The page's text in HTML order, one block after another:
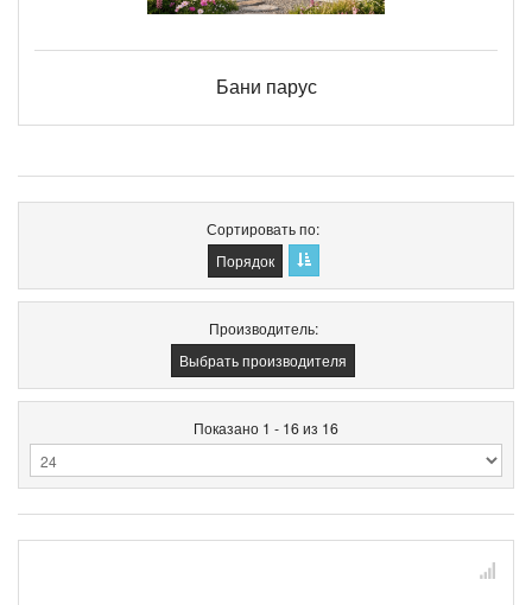
Бани парус
Сортировать по
Порядок
Производитель:
Выбрать производителя
Показано 1 - 16 из 16